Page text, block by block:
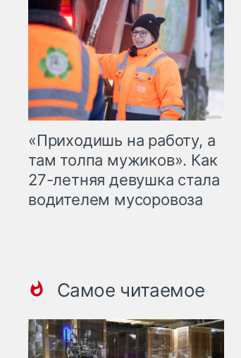
«Приходишь на работу, а
там толпа мужиков». Как
27-летняя девушка стала
водителем мусоровоза
Самое читаемое